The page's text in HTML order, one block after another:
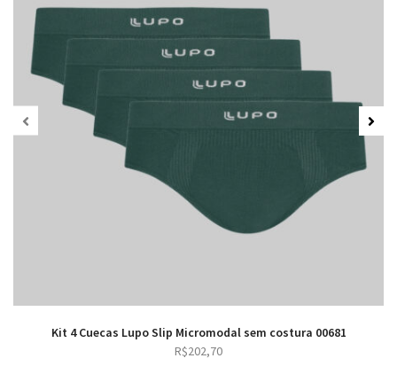
Kit 4 Cuecas Lupo Slip Micromodal sem costura 00681
R$202,70